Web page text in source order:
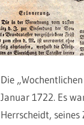
Die
Januar 1722. Es
Herrscheidt,